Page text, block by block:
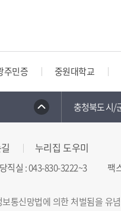
주민증 중원대학교
충청북도 시/
누리집 도우미
직실 :043-830-3222~3
팩
통신망법에 의한 처벌됨을 유